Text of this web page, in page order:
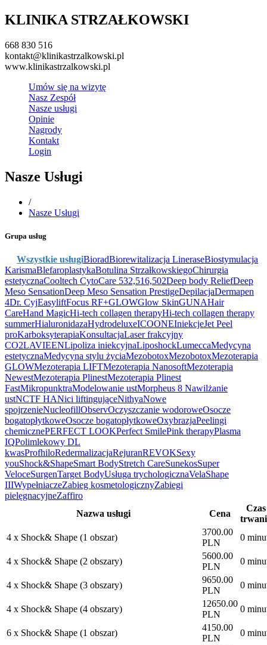
KLINIKA STRZAŁKOWSKI
668 830 516
kontakt@klinikastrzalkowski.pl
www.klinikastrzalkowski.pl
Umów się na wizytę
Nasz Zespół
Nasze usługi
Opinie
Nagrody
Kontakt
Login
Nasze Usługi
/
Nasze Usługi
Grupa usług
Wszystkie usługiBioradBiorewitalizacja LineraseBiostymulacja
KarismaBlefaroplastykaBotulina StrzałkowskiegoChirurgia
estetycznaCooltech CytoCare 532,516,502Deep body ReliefDeep
Meso SensationDeep Meso Sensation PrestigeDepilacjaDermapen
4Dr. CyjEasyliftFocus RF+GLOWGlow SkinGUNAHair
CareHand MagicHi-tech collagen therapyHi-tech collagen therapy
summerHialuronidazaHydrodeluxeICOONEIniekcjeJet Peel
proKarboksyterapiaKonsultacjaLaser frakcyjny
CO2LAVIEENLipoliza iniekcyjnaLiposhockLumeccaMedycyna
estetycznaMedycyna stylu życiaMezobotoxMezobotoxMezoterapia
GLOWMezoterapia LIFTMezoterapia NanosoftMezoterapia
NewestMezoterapia PlinestMezoterapia Plinest
FastMikropunktraModelowanie ustMorpheus 8 Nawilżanie
ustNCTF HANici liftingująceNithyaNowe
spojrzenieNucleofillObservOczyszczanie wodoroweOsocze
bogatopłytkoweOsocze bogatopłytkoweOxybrazjaPeelingi
chemicznePERFECT LOOKPerfect SmilePink therapyPlasma
IQPolimlekowy DL
kwasProfhiloRedermalizacjaRejuranREVOKSexy
youShock&ShapeSmart BodyStretch CareSunekosSuper
VeloceSurgenTarget BodyUsługa trychologicznaVelaShape
IIIWypełniaczeZabieg kosmetologicznyZabiegi
pielęgnacyjneZaffiro
Nazwa usługi
Cena
Czas
4 x Shock& Shape (1 obszar)
3700.00
PLN
0
4 x Shock& Shape (2 obszary)
5600.00
PLN
0
4 x Shock& Shape (3 obszary)
9650.00
PLN
0
4 x Shock& Shape (4 obszary)
12650.00
PLN
0
6 x Shock& Shape (1 obszar)
4150.00
PLN
0